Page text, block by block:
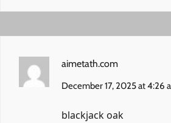
aimetath.com
December 17, 2025 at 4:26
blackjack oak